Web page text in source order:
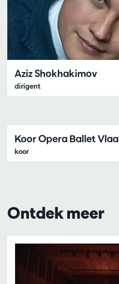
Aziz Shokhakimov
dirigent
Koor Opera Ballet
koor
Ontdek meer